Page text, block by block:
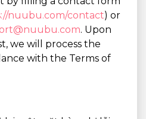
nuubu.com/contact) or
. Upon
we will process the
with the Terms of